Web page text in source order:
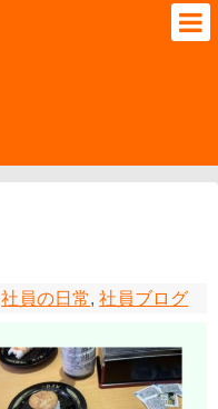
社員の日常,社員ブログ